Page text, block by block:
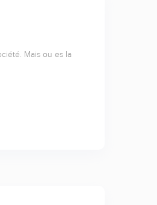
Mais ou es la